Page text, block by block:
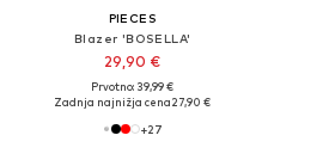
PIECES
Blazer 'BOSELLA'
29,90 €
Prvotno: 39,99 €
Zadnja najnižja cena27,90 €
+27